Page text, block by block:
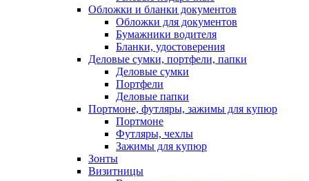
Обложки и бланки документов
Обложки для документов
Бумажники водителя
Бланки, удостоверения
Деловые сумки, портфели, папки
Деловые сумки
Портфели
Деловые папки
Портмоне, футляры, зажимы для купюр
Портмоне
Футляры, чехлы
Зажимы для купюр
Зонты
Визитницы